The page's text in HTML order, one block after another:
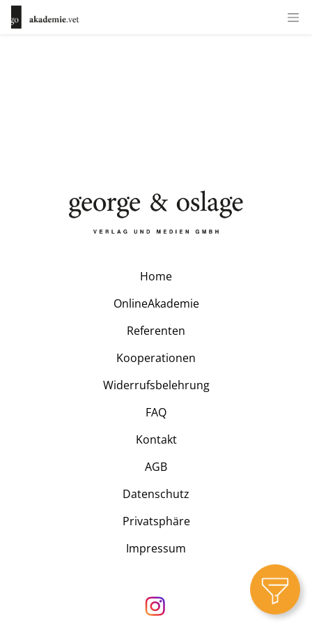
Home
OnlineAkademie
Referenten
Kooperationen
Widerrufsbelehrung
FAQ
Kontakt
AGB
Datenschutz
Privatsphäre
Impressum